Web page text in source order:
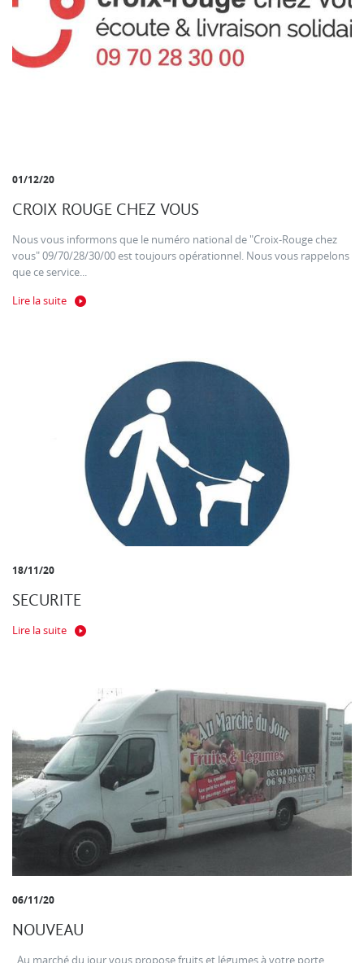
01/12/20
CROIX ROUGE CHEZ VOUS
Nous vous informons que le numéro national de "Croix-Rouge chez
vous" 09/70/28/30/00 est toujours opérationnel. Nous vous rappelons
que ce service...
Lire la suite
18/11/20
SECURITE
Lire la suite
06/11/20
NOUVEAU
Au marché du jour vous propose fruits et légumes à votre porte.